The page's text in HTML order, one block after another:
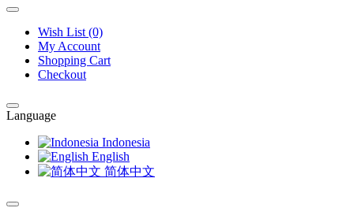
Wish List (0)
My Account
Shopping Cart
Checkout
Language
Indonesia
English
简体中文